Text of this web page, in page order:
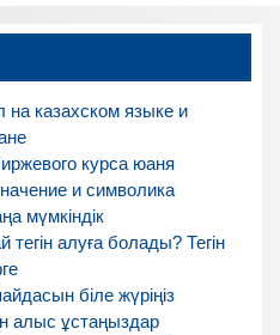
на казахском языке и
курса юаня
и символика
мүмкіндік
алуға болады? Тегін
біле жүріңіз
алыс ұстаңыздар